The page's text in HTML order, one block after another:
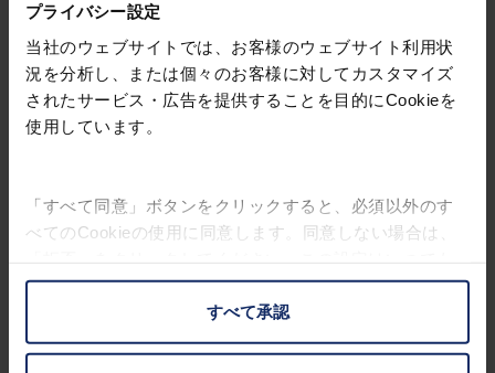
プライバシー設定
当社のウェブサイトでは、お客様のウェブサイト利用状
況を分析し、または個々のお客様に対してカスタマイズ
されたサービス・広告を提供することを目的にCookieを
使用しています。
「すべて同意」ボタンをクリックすると、必須以外のす
べてのCookieの使用に同意します。同意しない場合は、
変更することができます。
お客様の権利に関する詳細は、プライバシーポリシー|
すべて承認
visolux DIGITAL HD
Art. Nr. 1655-11